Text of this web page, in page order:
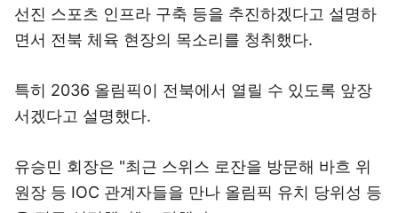
선진 스포츠 인프라 구축 등을 추진하겠다고 설명하
면서 전북 체육 현장의 목소리를 청취했다.
특히 2036 올림픽이 전북에서 열릴 수 있도록 앞장
서겠다고 설명했다.
유승민 회장은 "최근 스위스 로잔을 방문해 바흐 위
원장 등 IOC 관계자들을 만나 올림픽 유치 당위성 등